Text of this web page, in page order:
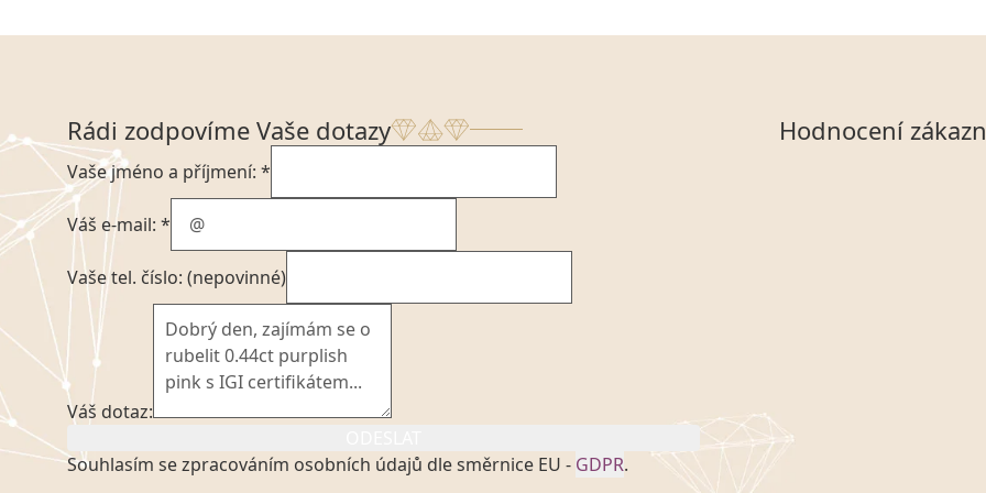
Rádi zodpovíme Vaše dotazy
Vaše jméno a příjmení: *
Váš e-mail: *
Vaše tel. číslo: (nepovinné)
Váš dotaz:
Souhlasím se zpracováním osobních údajů dle směrnice EU - GDPR.
Hodnocení